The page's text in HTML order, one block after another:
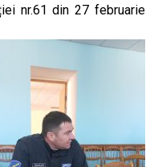
nr.61 din 27 februarie